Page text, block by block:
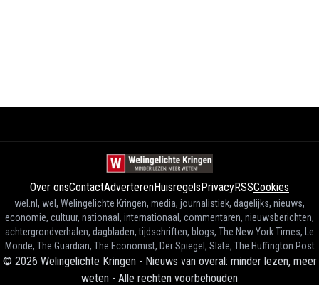
Over onsContactAdverterenHuisregelsPrivacyRSSCookies
wel.nl, wel, Welingelichte Kringen, media, journalistiek, dagelijks, nieuws,
economie, cultuur, nationaal, internationaal, commentaren, nieuwsberichten,
achtergrondverhalen, dagbladen, tijdschriften, blogs, The New York Times, Le
Monde, The Guardian, The Economist, Der Spiegel, Slate, The Huffington Post
© 2026 Welingelichte Kringen - Nieuws van overal: minder lezen, meer
weten - Alle rechten voorbehouden